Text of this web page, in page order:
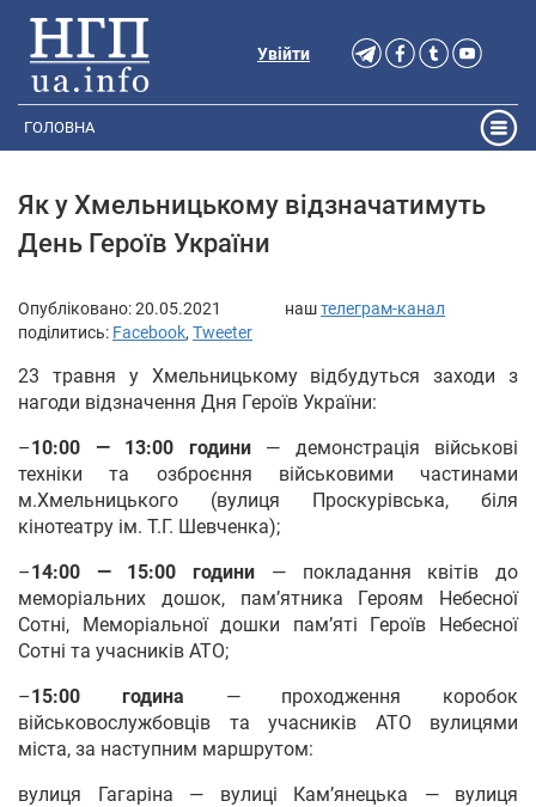
Увійти
ГОЛОВНА
Як у Хмельницькому відзначатимуть
День Героїв України
Опубліковано:20.05.2021 наштелеграм-канал
поділитись: Facebook, Tweeter
23 травня у Хмельницькому відбудуться заходи з
нагоди відзначення Дня Героїв України:
–10:00 — 13:00 години— демонстрація військові
техніки та озброєння військовими частинами
м.Хмельницького (вулиця Проскурівська, біля
кінотеатру ім. Т.Г. Шевченка);
–14:00 — 15:00 години — покладання квітів до
меморіальних дошок, пам’ятника Героям Небесної
Сотні, Меморіальної дошки пам’яті Героїв Небесної
Сотні та учасників АТО;
–15:00 година — проходження коробок
військовослужбовців та учасників АТО вулицями
міста, за наступним маршрутом:
вулиця Гагаріна — вулиці Кам’янецька — вулиця